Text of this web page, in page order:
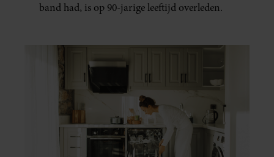
band had, is op 90-jarige leeftijd overleden.